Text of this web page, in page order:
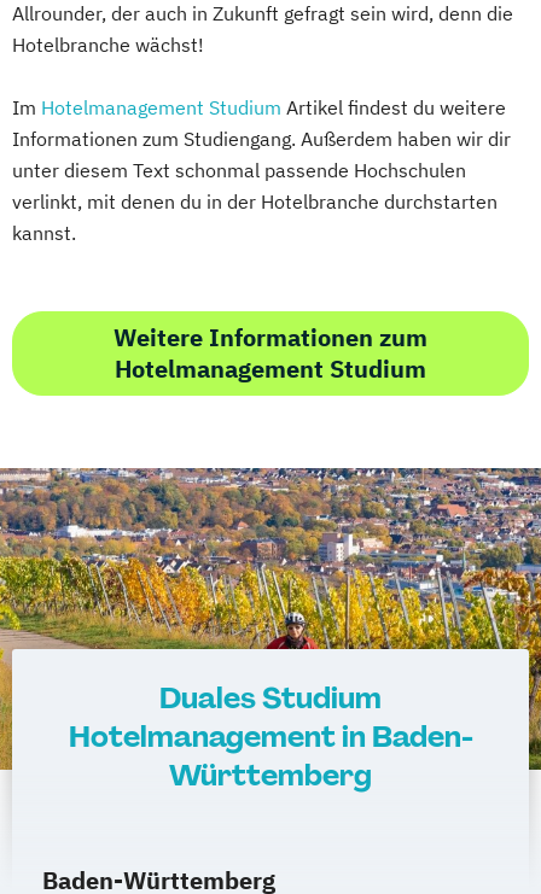
Allrounder, der auch in Zukunft gefragt sein wird, denn die
Hotelbranche wächst!
Im Hotelmanagement Studium Artikel findest du weitere
Informationen zum Studiengang. Außerdem haben wir dir
unter diesem Text schonmal passende Hochschulen
verlinkt, mit denen du in der Hotelbranche durchstarten
kannst.
Weitere Informationen zum
Hotelmanagement Studium
Duales Studium
Hotelmanagement in Baden-
Württemberg
Baden-Württemberg